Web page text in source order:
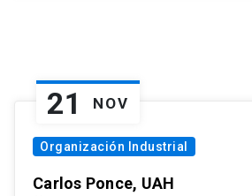
21 NOV
Organización Industrial
Carlos Ponce, UAH